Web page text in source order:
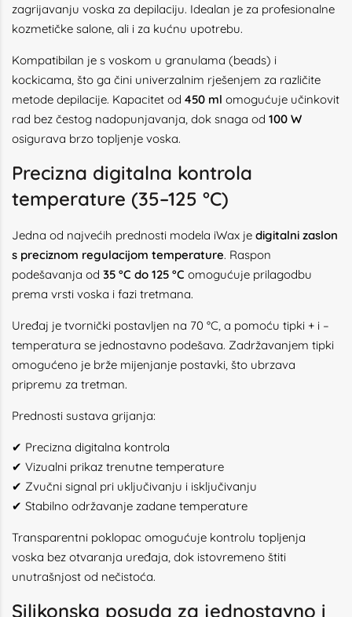
zagrijavanju voska za depilaciju. Idealan je za profesionalne
kozmetičke salone, ali i za kućnu upotrebu.
Kompatibilan je s voskom u granulama (beads) i
kockicama, što ga čini univerzalnim rješenjem za različite
metode depilacije. Kapacitet od 450 ml omogućuje učinkovit
rad bez čestog nadopunjavanja, dok snaga od 100 W
osigurava brzo topljenje voska.
Precizna digitalna kontrola
temperature (35–125 °C)
Jedna od najvećih prednosti modela iWax je digitalni zaslon
s preciznom regulacijom temperature. Raspon
podešavanja od 35 °C do 125 °C omogućuje prilagodbu
prema vrsti voska i fazi tretmana.
Uređaj je tvornički postavljen na 70 °C, a pomoću tipki + i –
temperatura se jednostavno podešava. Zadržavanjem tipki
omogućeno je brže mijenjanje postavki, što ubrzava
pripremu za tretman.
Prednosti sustava grijanja:
✔ Precizna digitalna kontrola
✔ Vizualni prikaz trenutne temperature
✔ Zvučni signal pri uključivanju i isključivanju
✔ Stabilno održavanje zadane temperature
Transparentni poklopac omogućuje kontrolu topljenja
voska bez otvaranja uređaja, dok istovremeno štiti
unutrašnjost od nečistoća.
Silikonska posuda za jednostavno i